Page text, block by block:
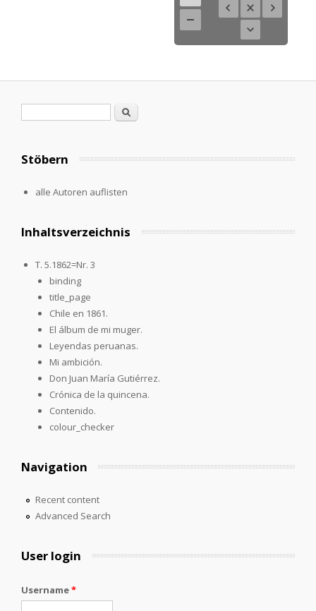
Search
Stöbern
alle Autoren auflisten
Inhaltsverzeichnis
T. 5.1862=Nr. 3
binding
title_page
Chile en 1861.
El álbum de mi muger.
Leyendas peruanas.
Mi ambición.
Don Juan María Gutiérrez.
Crónica de la quincena.
Contenido.
colour_checker
Navigation
Recent content
Advanced Search
User login
Username*